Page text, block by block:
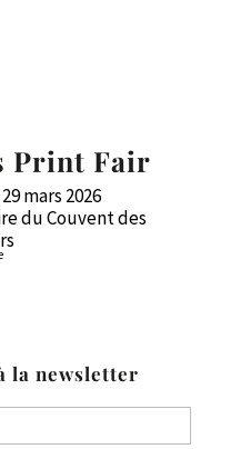
Print Fair
mars 2026
du Couvent des
la newsletter